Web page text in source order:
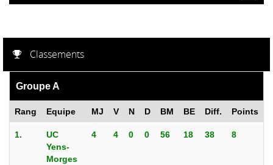
Classements
Groupe A
Rang Equipe MJ V N D BM BE Diff. Points
1.
UC
Yens-
Morges
4 4 0 0 56 18 38 8